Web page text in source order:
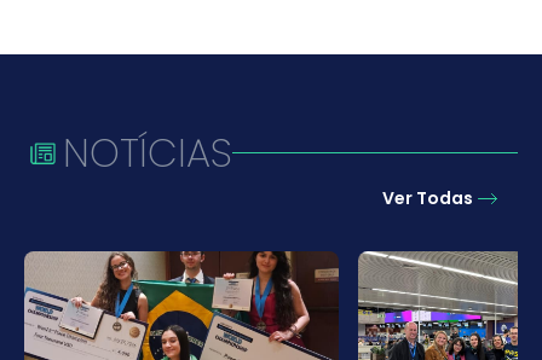
NOTÍCIAS
Ver Todas